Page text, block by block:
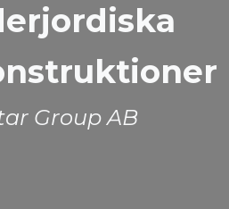
Group AB​